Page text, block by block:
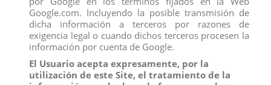
FIGURA URSULA
FIGURA CAILLOU
Google.com. Incluyendo la posible transmisión de
dicha información a terceros por razones de
exigencia legal o cuando dichos terceros procesen la
información por cuenta de Google.
El Usuario acepta expresamente, por la
utilización de este Site, el tratamiento de la